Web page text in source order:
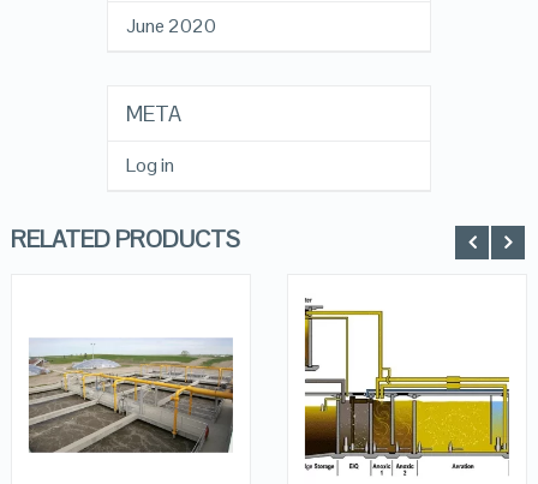
June 2020
META
Log in
RELATED PRODUCTS
QUICK LOOK
VIEW DETAILS
QUICK LOOK
VIEW DETAILS
READ MORE